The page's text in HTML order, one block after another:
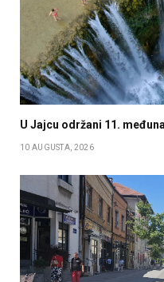
U Jajcu održani 11.
10 AUGUSTA, 2026